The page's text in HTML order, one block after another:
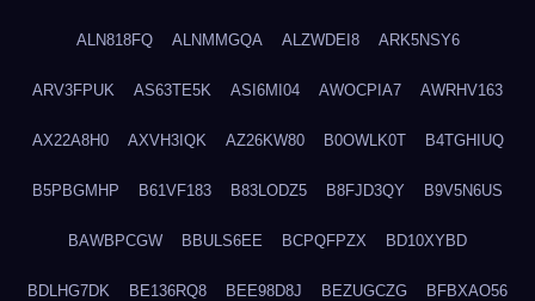
ALN818FQ ALNMMGQA ALZWDEI8 ARK5NSY6
ARV3FPUK AS63TE5K ASI6MI04 AWOCPIA7 AWRHV163
AX22A8H0 AXVH3IQK AZ26KW80 B0OWLK0T B4TGHIUQ
B5PBGMHP B61VF183 B83LODZ5 B8FJD3QY B9V5N6US
BAWBPCGW BBULS6EE BCPQFPZX BD10XYBD
BDLHG7DK BE136RQ8 BEE98D8J BEZUGCZG BFBXAO56